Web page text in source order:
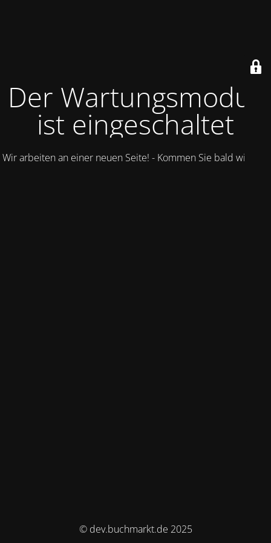
Der Wartungsmodus
ist eingeschaltet
Wir arbeiten an einer neuen Seite! - Kommen Sie bald wieder.
© dev.buchmarkt.de 2025